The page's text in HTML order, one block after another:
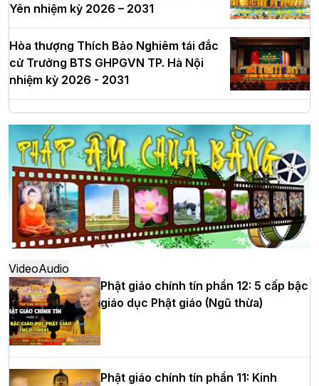
Yên nhiệm kỳ 2026 – 2031
Hòa thượng Thích Bảo Nghiêm tái đắc
cử Trưởng BTS GHPGVN TP. Hà Nội
nhiệm kỳ 2026 - 2031
Hà Nội: Long trọng lễ khởi công xây
dựng Trung tâm văn hóa Phật giáo Thủ
đô
Hà Nội: Ngày tu học cuối cùng khép lại
khóa sinh hoạt Phật pháp mùa hè lần
thứ XIV tại chùa Bằng
Học yêu thương trong ngày tu tập thứ
tư của Khóa sinh hoạt Phật pháp mùa
hè tại chùa Bằng
VideoAudio
Phật giáo chính tín phần 12: 5 cấp bậc
giáo dục Phật giáo (Ngũ thừa)
Phật giáo chính tín phần 11: Kinh